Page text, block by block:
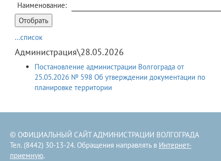
Наименование:
...список
Администрация\28.05.2026
Постановление администрации Волгограда от
25.05.2026 № 598 Об утверждении документации по
планировке территории
© ОФИЦИАЛЬНЫЙ САЙТ АДМИНИСТРАЦИИ ВОЛГОГРАДА
Тел. (8442) 30-13-24. Обращения направлять в Интернет-
приемную.